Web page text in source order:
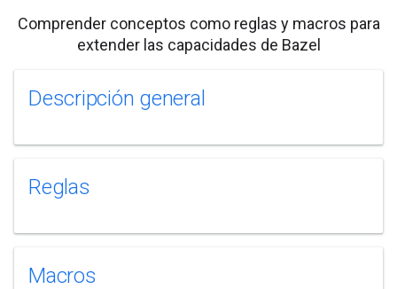
Comprender conceptos como reglas y macros para
extender las capacidades de Bazel
Descripción general
Reglas
Macros